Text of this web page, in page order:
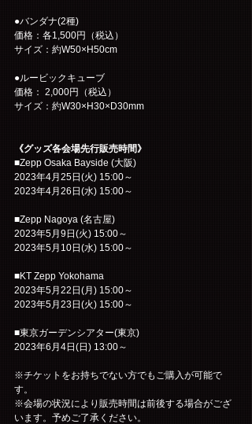
●バンダナ(2種)
価格：各1,500円（税込）
サイズ：約W50×H50cm
●ルービックキューブ
価格： 2,000円（税込）
サイズ：約W30×H30×D30mm
《グッズ各会場先行販売時間》
■Zepp Osaka Bayside (大阪)
2023年4月25日(火) 15:00～
2023年4月26日(水) 15:00～
■Zepp Nagoya (名古屋)
2023年5月9日(火) 15:00～
2023年5月10日(水) 15:00～
■KT Zepp Yokohama
2023年5月22日(月) 15:00～
2023年5月23日(火) 15:00～
■東京ガーデンシアター(東京)
2023年6月4日(日) 13:00～
※チケットをお持ちでない方でもご購入が可能で
す。
※会場の状況により販売時間は前後する場合がござ
います。予めご了承ください。